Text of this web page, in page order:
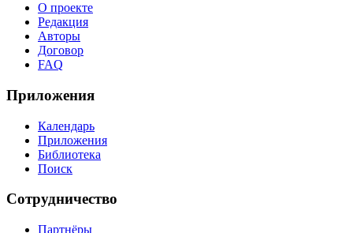
О проекте
Редакция
Авторы
Договор
FAQ
Приложения
Календарь
Приложения
Библиотека
Поиск
Сотрудничество
Партнёры